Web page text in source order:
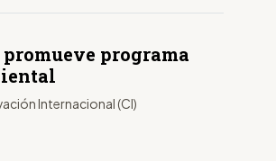
programa
Internacional (CI)